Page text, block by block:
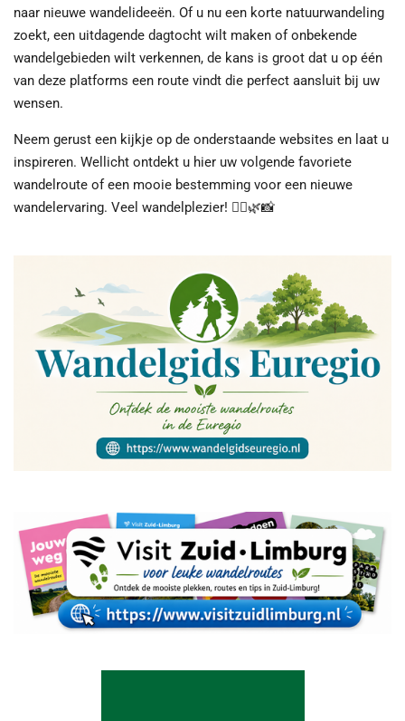
naar nieuwe wandelideeën. Of u nu een korte natuurwandeling
zoekt, een uitdagende dagtocht wilt maken of onbekende
wandelgebieden wilt verkennen, de kans is groot dat u op één
van deze platforms een route vindt die perfect aansluit bij uw
wensen.
Neem gerust een kijkje op de onderstaande websites en laat u
inspireren. Wellicht ontdekt u hier uw volgende favoriete
wandelroute of een mooie bestemming voor een nieuwe
wandelervaring. Veel wandelplezier! 🚶‍♂️🌿📸